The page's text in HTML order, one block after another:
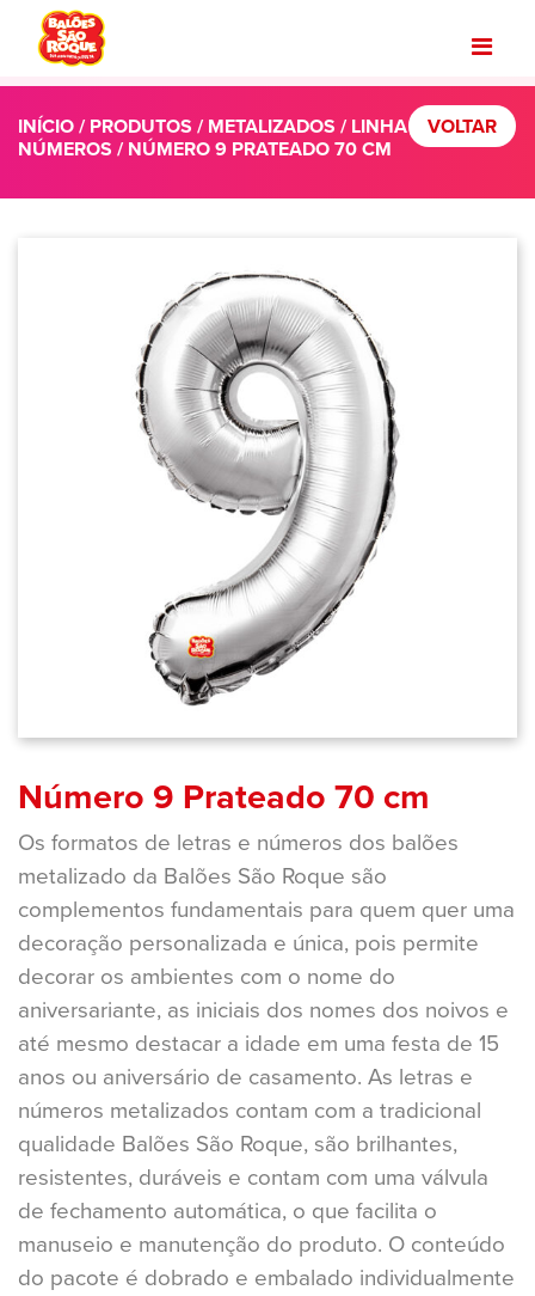
INÍCIO/PRODUTOS / METALIZADOS / LINHA
NÚMEROS / NÚMERO 9 PRATEADO 70 CM
VOLTAR
Número 9 Prateado 70 cm
Os formatos de letras e números dos balões
metalizado da Balões São Roque são
complementos fundamentais para quem quer uma
decoração personalizada e única, pois permite
decorar os ambientes com o nome do
aniversariante, as iniciais dos nomes dos noivos e
até mesmo destacar a idade em uma festa de 15
anos ou aniversário de casamento. As letras e
números metalizados contam com a tradicional
qualidade Balões São Roque, são brilhantes,
resistentes, duráveis e contam com uma válvula
de fechamento automática, o que facilita o
manuseio e manutenção do produto. O conteúdo
do pacote é dobrado e embalado individualmente